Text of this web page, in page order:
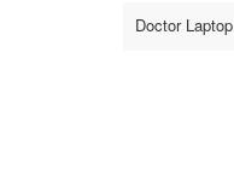
Doctor Laptop